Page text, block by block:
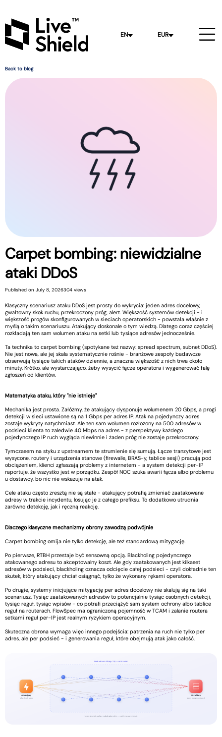
EN EUR
Back to blog
Carpet bombing: niewidzialne
ataki DDoS
Published on July 8, 2026304 views
Klasyczny scenariusz ataku DDoS jest prosty do wykrycia: jeden adres docelowy,
gwałtowny skok ruchu, przekroczony próg, alert. Większość systemów detekcji - i
większość progów skonfigurowanych w sieciach operatorskich - powstała właśnie z
myślą o takim scenariuszu. Atakujący doskonale o tym wiedzą. Dlatego coraz częściej
rozkładają ten sam wolumen ataku na setki lub tysiące adresów jednocześnie.
Ta technika to carpet bombing (spotykane też nazwy: spread spectrum, subnet DDoS).
Nie jest nowa, ale jej skala systematycznie rośnie - branżowe zespoły badawcze
obserwują tysiące takich ataków dziennie, a znaczna większość z nich trwa około
minuty. Krótko, ale wystarczająco, żeby wysycić łącze operatora i wygenerować falę
zgłoszeń od klientów.
Matematyka ataku, który "nie istnieje"
Mechanika jest prosta. Załóżmy, że atakujący dysponuje wolumenem 20 Gbps, a progi
detekcji w sieci ustawione są na 1 Gbps per adres IP. Atak na pojedynczy adres
zostaje wykryty natychmiast. Ale ten sam wolumen rozłożony na 500 adresów w
podsieci klienta to zaledwie 40 Mbps na adres - z perspektywy każdego
pojedynczego IP ruch wygląda niewinnie i żaden próg nie zostaje przekroczony.
Tymczasem na styku z upstreamem te strumienie się sumują. Łącze tranzytowe jest
wysycone, routery i urządzenia stanowe (firewalle, BRAS-y, tablice sesji) pracują pod
obciążeniem, klienci zgłaszają problemy z internetem - a system detekcji per-IP
raportuje, że wszystko jest w porządku. Zespół NOC szuka awarii łącza albo problemu
u dostawcy, bo nic nie wskazuje na atak.
Cele ataku często zresztą nie są stałe - atakujący potrafią zmieniać zaatakowane
adresy w trakcie incydentu, losując je z całego prefiksu. To dodatkowo utrudnia
zarówno detekcję, jak i ręczną reakcję.
Dlaczego klasyczne mechanizmy obrony zawodzą podwójnie
Carpet bombing omija nie tylko detekcję, ale też standardową mitygację.
Po pierwsze, RTBH przestaje być sensowną opcją. Blackholing pojedynczego
atakowanego adresu to akceptowalny koszt. Ale gdy zaatakowanych jest kilkaset
adresów w podsieci, blackholing oznacza odcięcie całej podsieci - czyli dokładnie ten
skutek, który atakujący chciał osiągnąć, tylko że wykonany rękami operatora.
Po drugie, systemy inicjujące mitygację per adres docelowy nie skalują się na taki
scenariusz. Tysiąc zaatakowanych adresów to potencjalnie tysiąc osobnych detekcji,
tysiąc reguł, tysiąc wpisów - co potrafi przeciążyć sam system ochrony albo tablice
reguł na routerach. FlowSpec ma ograniczoną pojemność w TCAM i zalanie routera
setkami reguł per-IP jest realnym ryzykiem operacyjnym.
Skuteczna obrona wymaga więc innego podejścia: patrzenia na ruch nie tylko per
adres, ale per podsieć - i generowania reguł, które obejmują atak jako całość.